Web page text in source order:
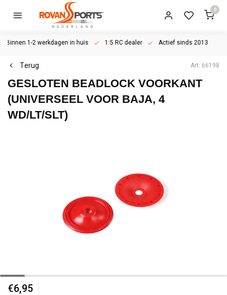
0
Binnen 1-2 werkdagen in huis 1:5 RC dealer Actief sinds 2013
Terug Art: 66198
GESLOTEN BEADLOCK VOORKANT
(UNIVERSEEL VOOR BAJA, 4
WD/LT/SLT)
€6,95